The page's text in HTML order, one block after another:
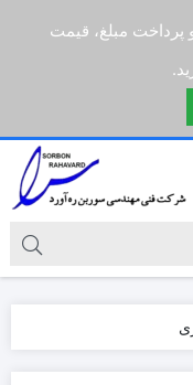
و پرداخت مبلغ، قیمت